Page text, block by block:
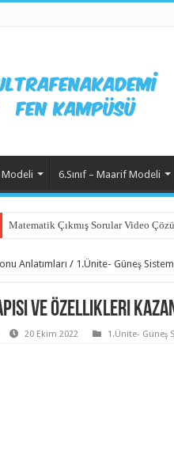
Modeli 6.Sınıf – Maarif Modeli
Matematik Çıkmış Sorular Video
Anlatımları / 1.Ünite- Güneş
ve Özellikleri
20 Ekim 2022 1.Ünite- Güneş